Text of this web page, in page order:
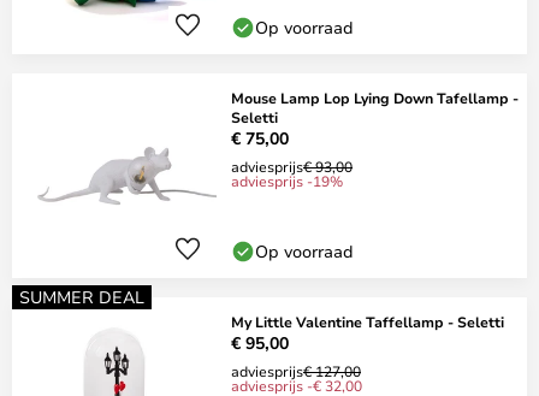
Op voorraad
Mouse Lamp Lop Lying Down Tafellamp -
Seletti
€ 75,00
adviesprijs€ 93,00
adviesprijs -19%
Op voorraad
SUMMER DEAL
My Little Valentine Taffellamp - Seletti
€ 95,00
adviesprijs€ 127,00
adviesprijs -€ 32,00